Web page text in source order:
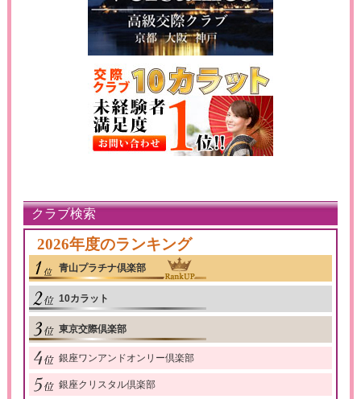
クラブ検索
2026年度のランキング
青山プラチナ倶楽部
10カラット
東京交際倶楽部
銀座ワンアンドオンリー倶楽部
銀座クリスタル倶楽部